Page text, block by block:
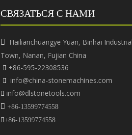
СВЯЗАТЬСЯ С НАМИ

Hailianchuangye Yuan, Binhai
Town, Nanan, Fujian China
 +86-595-22308536
 info@china-stonemachines.com
 info@dlstonetools.com
 +86-13599774558
+86-13599774558